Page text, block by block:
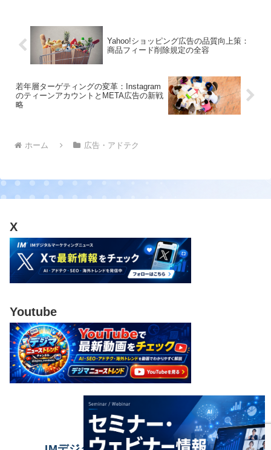
Yahoo!ショッピング広告の品質向上策：
商品フィード削除規定の全容
若年層ターゲティングの変革：Instagram
のティーンアカウントとMETA広告の新戦
略
ホーム 広告・アドテク
X
Youtube